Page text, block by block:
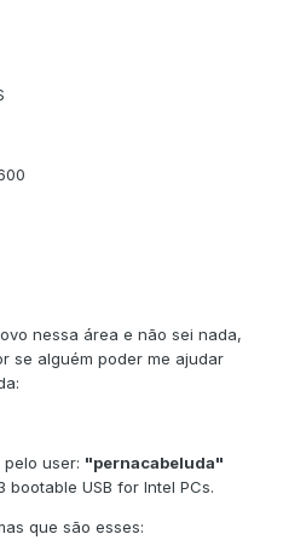
nessa área e não sei nada,
se alguém poder me ajudar
user: "pernacabeluda"
bootable USB for Intel PCs.
que são esses: